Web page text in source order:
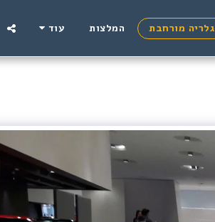
גלריה מורחבת המלצות עוד